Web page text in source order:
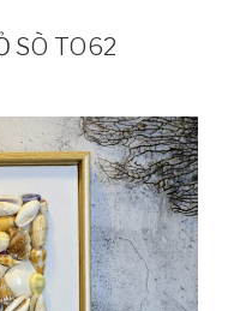
SÒ TO62